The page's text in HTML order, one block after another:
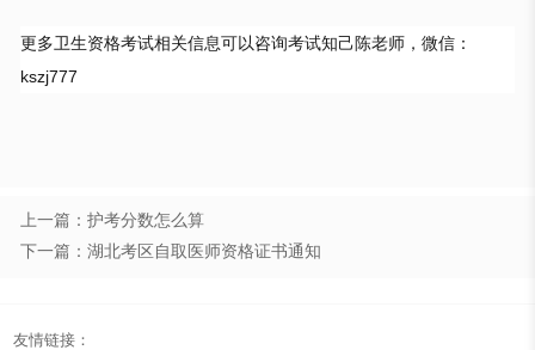
更多卫生资格考试相关信息可以咨询考试知己陈老师，微信：
kszj777
上一篇：护考分数怎么算
下一篇：湖北考区自取医师资格证书通知
友情链接：